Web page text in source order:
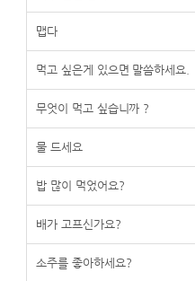
맵다
먹고 싶은게 있으면 말씀하세요.
무엇이 먹고 싶습니까 ?
물 드세요
밥 많이 먹었어요?
배가 고프신가요?
소주를 좋아하세요?